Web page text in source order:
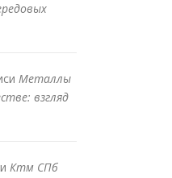
Металлы
взгляд
Ктм СПб